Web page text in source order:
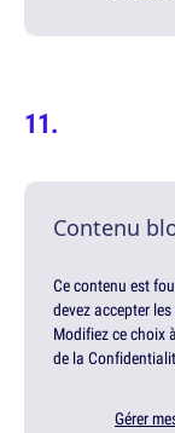
Contenu
Ce contenu est
devez accepter
Modifiez ce choix
de la
Gérer